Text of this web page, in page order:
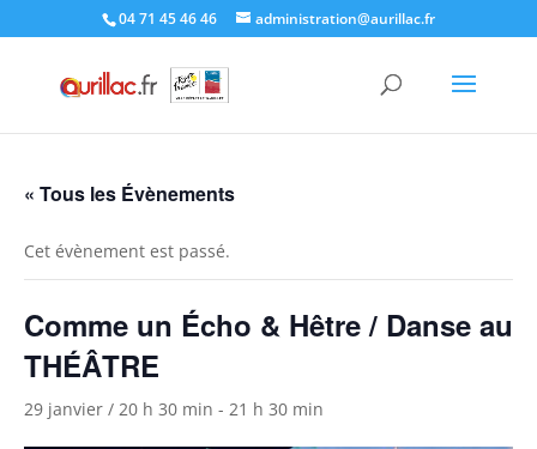
04 71 45 46 46 administration@aurillac.fr
« Tous les Évènements
Cet évènement est passé.
Comme un Écho & Hêtre / Danse au
THÉÂTRE
29 janvier / 20 h 30 min - 21 h 30 min